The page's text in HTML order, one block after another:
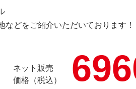
どをご紹介いただいております！
ネット販売
価格（税込）